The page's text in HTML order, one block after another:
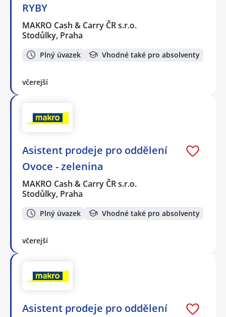
RYBY
MAKRO Cash & Carry ČR s.r.o.
Stodůlky, Praha
Plný úvazek Vhodné také pro absolventy
včerejší
Asistent prodeje pro oddělení
Ovoce - zelenina
MAKRO Cash & Carry ČR s.r.o.
Stodůlky, Praha
Plný úvazek Vhodné také pro absolventy
včerejší
Asistent prodeje pro oddělení